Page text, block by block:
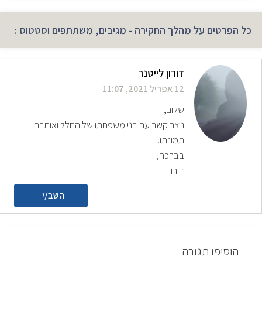
כל הפרטים על מהלך החקירה - מגיבים, משתתפים וסטטוס :
דורון לייטנר
12 אפריל 2021, 11:07
שלום,
נוצר קשר עם בני משפחתו של החלל ואותרה
תמונתו.
בברכה,
דורון
השב/י
הוסיפו תגובה